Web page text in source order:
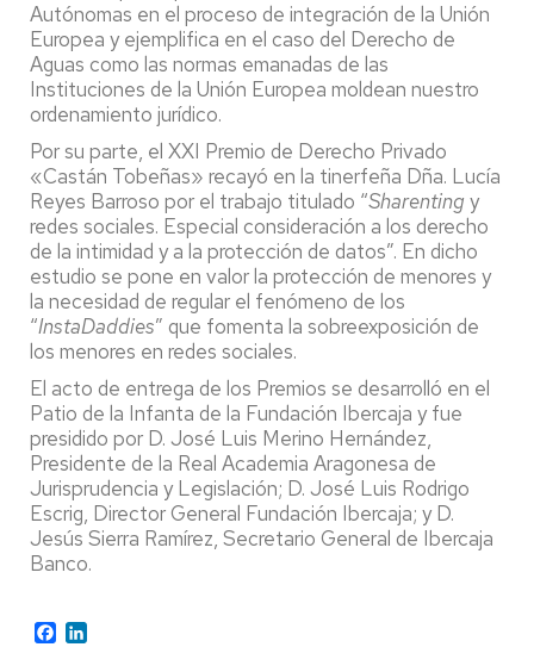
Autónomas en el proceso de integración de la Unión
Europea y ejemplifica en el caso del Derecho de
Aguas como las normas emanadas de las
Instituciones de la Unión Europea moldean nuestro
ordenamiento jurídico.
Por su parte, el XXI Premio de Derecho Privado
«Castán Tobeñas» recayó en la tinerfeña Dña. Lucía
Reyes Barroso por el trabajo titulado “Sharenting y
redes sociales. Especial consideración a los derecho
de la intimidad y a la protección de datos”. En dicho
estudio se pone en valor la protección de menores y
la necesidad de regular el fenómeno de los
“InstaDaddies” que fomenta la sobreexposición de
los menores en redes sociales.
El acto de entrega de los Premios se desarrolló en el
Patio de la Infanta de la Fundación Ibercaja y fue
presidido por D. José Luis Merino Hernández,
Presidente de la Real Academia Aragonesa de
Jurisprudencia y Legislación; D. José Luis Rodrigo
Escrig, Director General Fundación Ibercaja; y D.
Jesús Sierra Ramírez, Secretario General de Ibercaja
Banco.
Facebook